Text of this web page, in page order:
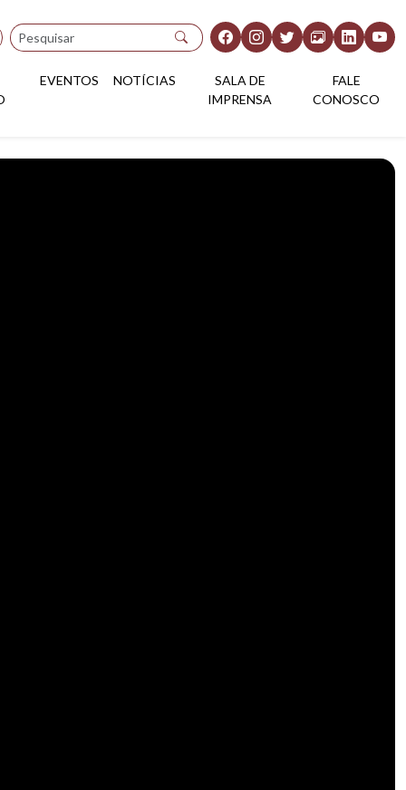
Pesquisar
EVENTOS NOTÍCIAS
SALA DE
IMPRENSA
FALE
CONOSCO